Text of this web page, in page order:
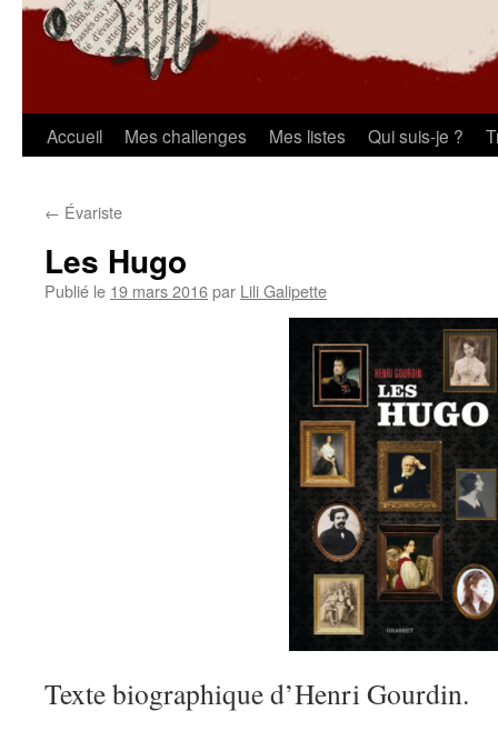
Aller
contenu
Accueil Mes challenges Mes listes Qui suis-je ?
← Évariste
Les Hugo
Publié le 19 mars 2016par Lili Galipette
Texte biographique d’Henri Gourdin.